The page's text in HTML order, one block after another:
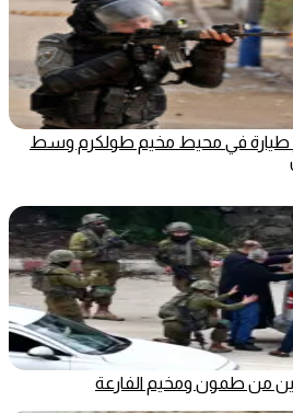
طيارة في محيط مخيم طولكرم وسط
من طمون ومخيم الفارعة